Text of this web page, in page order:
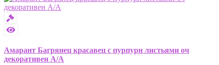
Амарант Багрянец красавец с пурпурн листьями оч
декоративен А/А